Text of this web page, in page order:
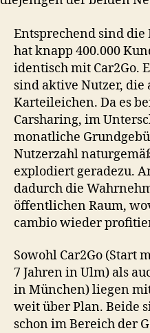
Entsprechend sind
hat knapp 400.000
identisch mit Car2Go.
sind aktive Nutzer, die
Karteileichen. Da es
Carsharing, im
monatliche
Nutzerzahl
explodiert geradezu.
dadurch die
öffentlichen Raum,
cambio wieder
Sowohl Car2Go (Start
7 Jahren in Ulm) als
in München) liegen
weit über Plan. Beide
schon im Bereich der